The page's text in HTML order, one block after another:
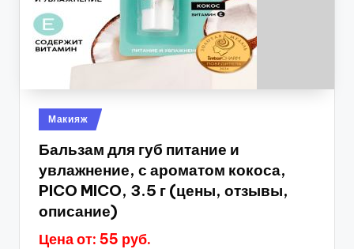
Опубликовано
в
Макияж
Бальзам для губ питание и
увлажнение, с ароматом кокоса,
PICO MICO, 3.5 г (цены, отзывы,
описание)
Цена от: 55 руб.